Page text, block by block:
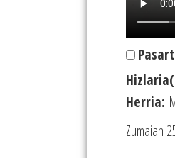
Herria:
Zumaian